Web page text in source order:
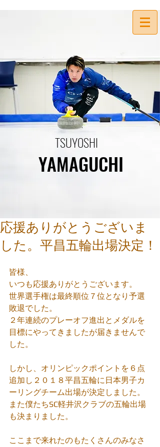
TSUYOSHI
YAMAGUCHI
応援ありがとうございま
した。平昌五輪出場決定！
皆様、
いつも応援ありがとうございます。
世界選手権は最終順位７位となり予選
敗退でした。
２年連続のプレーオフ進出とメダルを
目標にやってきましたが届きませんで
した。
しかし、オリンピックポイントを６点
追加し２０１８平昌五輪に日本男子カ
ーリングチーム出場が決定しました。
また僕たちSC軽井沢クラブの五輪出場
も決まりました。
ここまで来れたのもたくさんのみなさ